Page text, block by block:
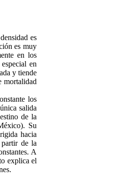
es
es muy
en los
en
y tiende
mortalidad
los
salida
de la
Su
hacia
de la
A
explica el